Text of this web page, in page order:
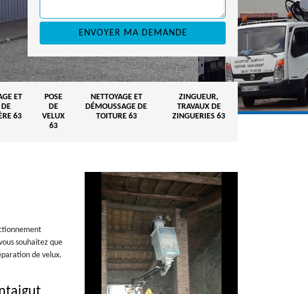
ET
DE
63
POSE
DE
VELUX
63
NETTOYAGE ET
DÉMOUSSAGE DE
TOITURE 63
ZINGUEUR,
TRAVAUX DE
ZINGUERIES 63
souhaitez que
de velux.